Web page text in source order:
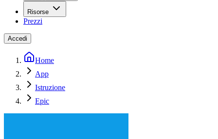
Risorse
Prezzi
Accedi
Home
App
Istruzione
Epic